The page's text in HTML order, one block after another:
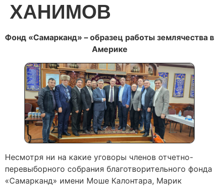
ХАНИМОВ
Фонд «Самарканд» – образец работы землячества в
Америке
Несмотря ни на какие уговоры членов отчетно-
перевыборного собрания благотворительного фонда
«Самарканд» имени Моше Калонтара, Марик